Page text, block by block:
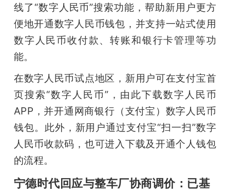
线了“数字人民币”搜索功能，帮助新用户更方
便地开通数字人民币钱包，并支持一站式使用
数字人民币收付款、转账和银行卡管理等功
能。
在数字人民币试点地区，新用户可在支付宝首
页搜索“数字人民币”，由此下载数字人民币
APP，并开通网商银行（支付宝）数字人民币
钱包。此外，新用户通过支付宝“扫一扫”数字
人民币收款码，也可进入下载及开通个人钱包
的流程。
宁德时代回应与整车厂协商调价：已基